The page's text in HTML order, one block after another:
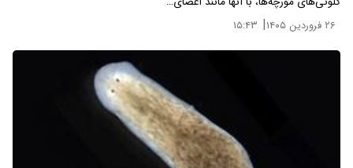
۲۶ فروردین ۱۴۰۵ | ۱۵:۴۳